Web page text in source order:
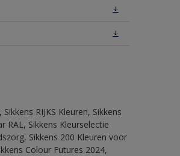
RIJKS Kleuren, Sikkens
RAL, Sikkens Kleurselectie
Sikkens 200 Kleuren voor
Colour Futures 2024,